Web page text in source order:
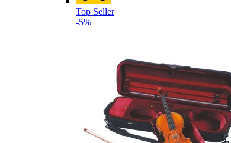
Top Seller
-5%